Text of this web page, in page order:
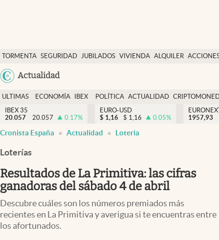
TORMENTA SEGURIDAD JUBILADOS VIVIENDA ALQUILER
USA
Actualidad
Economía y finanzas
Política
Actualidad
Criptomonedas
España
ULTIMAS
NOTICIAS
ECONOMÍA
FINANZAS
IBEX
EURO
POLÍTICA ACTUALIDAD
IBEX 35
20.057
20.057 0.17%
EURO-USD
$ 1,16 $ 1,16 0.05%
1957,93
Cronista España Actualidad Loteria
Loterías
Resultados de La Primitiva: las cifras
ganadoras del sábado 4 de abril
Descubre cuáles son los números premiados más
recientes en La Primitiva y averigua si te encuentras entre
los afortunados.